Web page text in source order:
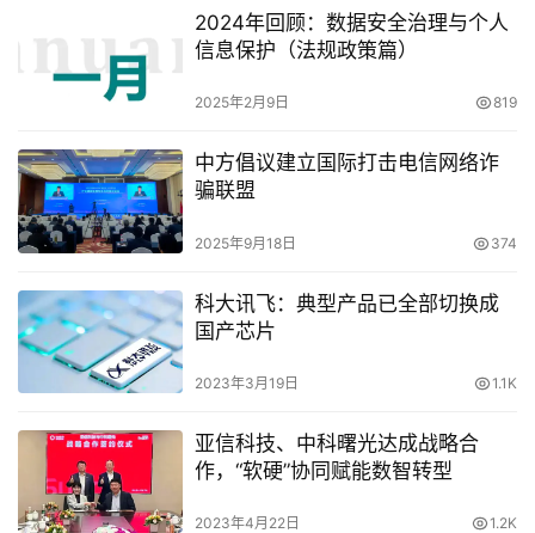
2024年回顾：数据安全治理与个人
信息保护（法规政策篇）
2025年2月9日 819
中方倡议建立国际打击电信网络诈
骗联盟
2025年9月18日 374
科大讯飞：典型产品已全部切换成
国产芯片
2023年3月19日 1.1K
亚信科技、中科曙光达成战略合
作，“软硬”协同赋能数智转型
2023年4月22日 1.2K